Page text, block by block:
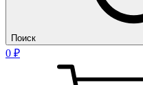
Поиск
0 ₽